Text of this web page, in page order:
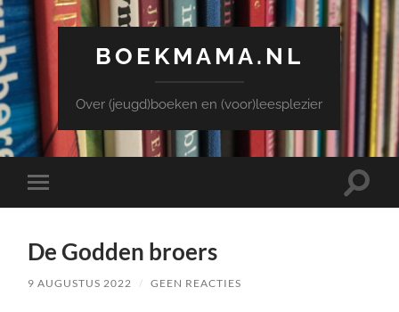
BOEKMAMA.NL
Over (jeugd)boeken en (voor)leesplezier
Toggle
mobiel
Toggle
De Godden broers
9 AUGUSTUS 2022 / GEEN REACTIES